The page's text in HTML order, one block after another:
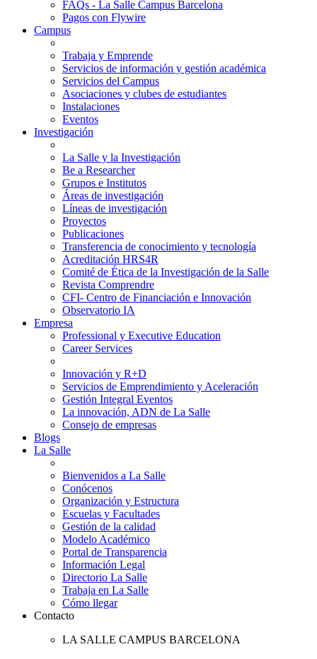
FAQs - La Salle Campus Barcelona
Pagos con Flywire
Campus
Trabaja y Emprende
Servicios de información y gestión académica
Servicios del Campus
Asociaciones y clubes de estudiantes
Instalaciones
Eventos
Investigación
La Salle y la Investigación
Be a Researcher
Grupos e Institutos
Áreas de investigación
Líneas de investigación
Proyectos
Publicaciones
Transferencia de conocimiento y tecnología
Acreditación HRS4R
Comité de Ética de la Investigación de la Salle
Revista Comprendre
CFI- Centro de Financiación e Innovación
Observatorio IA
Empresa
Professional y Executive Education
Career Services
Innovación y R+D
Servicios de Emprendimiento y Aceleración
Gestión Integral Eventos
La innovación, ADN de La Salle
Consejo de empresas
Blogs
La Salle
Bienvenidos a La Salle
Conócenos
Organización y Estructura
Escuelas y Facultades
Gestión de la calidad
Modelo Académico
Portal de Transparencia
Información Legal
Directorio La Salle
Trabaja en La Salle
Cómo llegar
Contacto
LA SALLE CAMPUS BARCELONA